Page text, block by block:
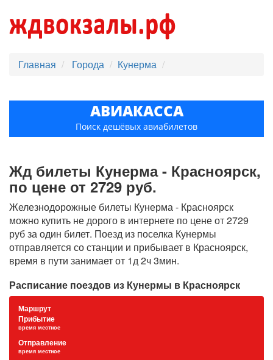
Главная Города Кунерма
АВИАКАССА
Поиск дешёвых авиабилетов
Жд билеты Кунерма - Красноярск,
по цене от 2729 руб.
Железнодорожные билеты Кунерма - Красноярск
можно купить не дорого в интернете по цене от 2729
руб за один билет. Поезд из поселка Кунермы
отправляется со станции и прибывает в Красноярск,
время в пути занимает от 1д 2ч 3мин.
Расписание поездов из Кунермы в Красноярск
Маршрут
Прибытие
время местное
Отправление
время местное